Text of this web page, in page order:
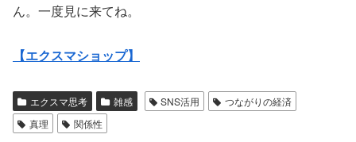
ん。一度見に来てね。
【エクスマショップ】
エクスマ思考 雑感 SNS活用
つながりの経済
真理
関係性